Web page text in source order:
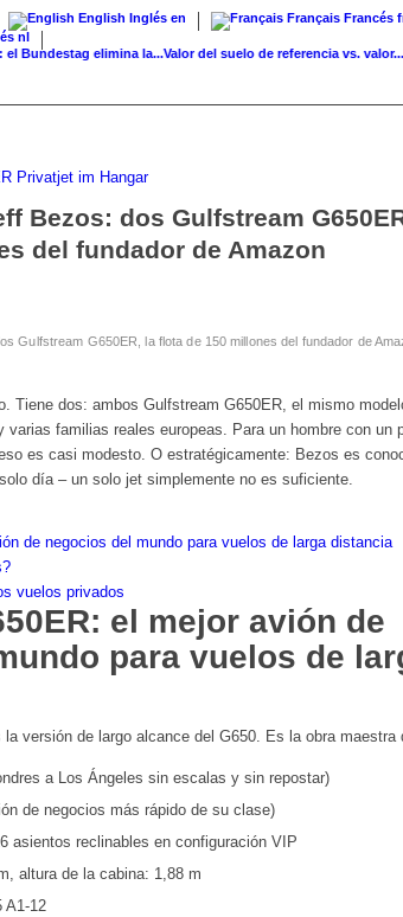
English Inglés en Français Francés
nl
elimina la...Valor del suelo de referencia vs. valor...
Bezos: dos Gulfstream
del fundador de Amazon
Gulfstream G650ER, la flota de 150 millones del fundador de
Tiene dos: ambos Gulfstream G650ER, el mismo
varias familias reales europeas. Para un hombre con un
es casi modesto. O estratégicamente: Bezos es
día – un solo jet simplemente no es suficiente.
de negocios del mundo para vuelos de larga distancia
vuelos privados
el mejor avión de
para vuelos de
la versión de largo alcance del G650. Es la obra maestra
a Los Ángeles sin escalas y sin repostar)
de negocios más rápido de su clase)
asientos reclinables en configuración VIP
altura de la cabina: 1,88 m
A1-12